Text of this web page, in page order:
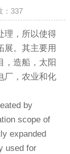
：337
理，所以使得
展。其主要用
，造船，太阳
厂，农业和化
by
scope of
expanded
used for